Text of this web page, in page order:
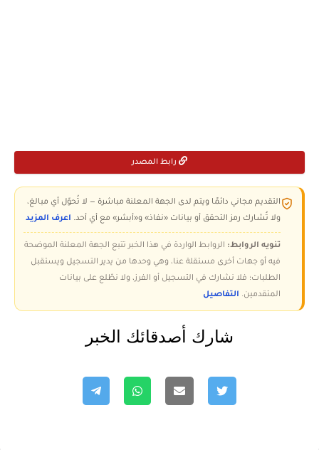
رابط المصدر
التقديم مجاني دائمًا ويتم لدى الجهة المعلنة مباشرة — لا تُحوّل أي مبالغ،
ولا تُشارك رمز التحقق أو بيانات «نفاذ» و«أبشر» مع أي أحد. اعرف المزيد
تنويه الروابط: الروابط الواردة في هذا الخبر تتبع الجهة المعلنة الموضحة
فيه أو جهات أخرى مستقلة عنا، وهي وحدها من يدير التسجيل ويستقبل
الطلبات؛ فلا نشارك في التسجيل أو الفرز، ولا نطّلع على بيانات
المتقدمين. التفاصيل
شارك أصدقائك الخبر